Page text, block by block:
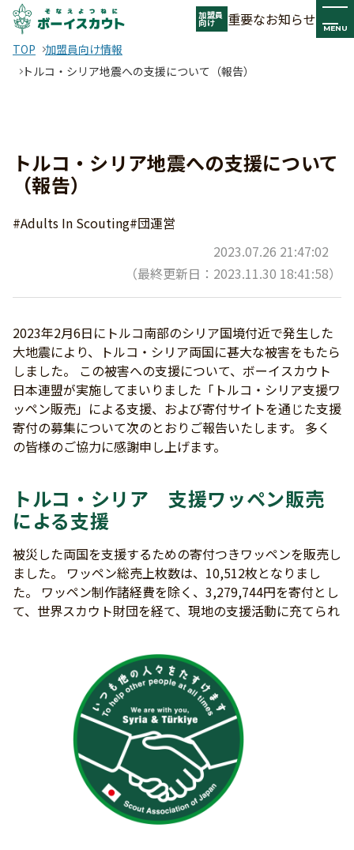
加盟員
向け 重要なお知らせ MENU
TOP
加盟員向け情報
トルコ・シリア地震への支援について（報告）
トルコ・シリア地震への支援について
（報告）
#Adults In Scouting#団運営
2023.07.26 21:47:02
（最終更新日：2023.11.30 18:41:58）
2023年2月6日にトルコ南部のシリア国境付近で発生した
大地震により、トルコ・シリア両国に甚大な被害をもたら
しました。 この被害への支援について、ボーイスカウト
日本連盟が実施してまいりました「トルコ・シリア支援ワ
ッペン販売」による支援、および寄付サイトを通じた支援
寄付の募集について次のとおりご報告いたします。 多く
の皆様のご協力に感謝申し上げます。
トルコ・シリア 支援ワッペン販売
による支援
被災した両国を支援するための寄付つきワッペンを販売し
ました。 ワッペン総売上枚数は、10,512枚となりまし
た。 ワッペン制作諸経費を除く、3,279,744円を寄付とし
て、世界スカウト財団を経て、現地の支援活動に充てられ